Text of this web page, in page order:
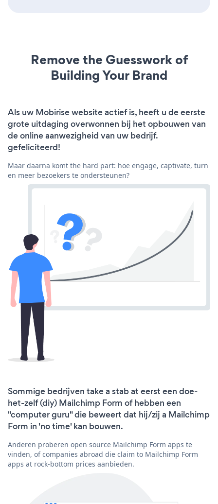
Remove the Guesswork of
Building Your Brand
Als uw Mobirise website actief is, heeft u de eerste
grote uitdaging overwonnen bij het opbouwen van
de online aanwezigheid van uw bedrijf.
gefeliciteerd!
Maar daarna komt the hard part: hoe engage, captivate, turn
en meer bezoekers te ondersteunen?
Sommige bedrijven take a stab at eerst een doe-
het-zelf (diy) Mailchimp Form of hebben een
"computer guru" die beweert dat hij/zij a Mailchimp
Form in 'no time' kan bouwen.
Anderen proberen open source Mailchimp Form apps te
vinden, of companies abroad die claim to Mailchimp Form
apps at rock-bottom prices aanbieden.